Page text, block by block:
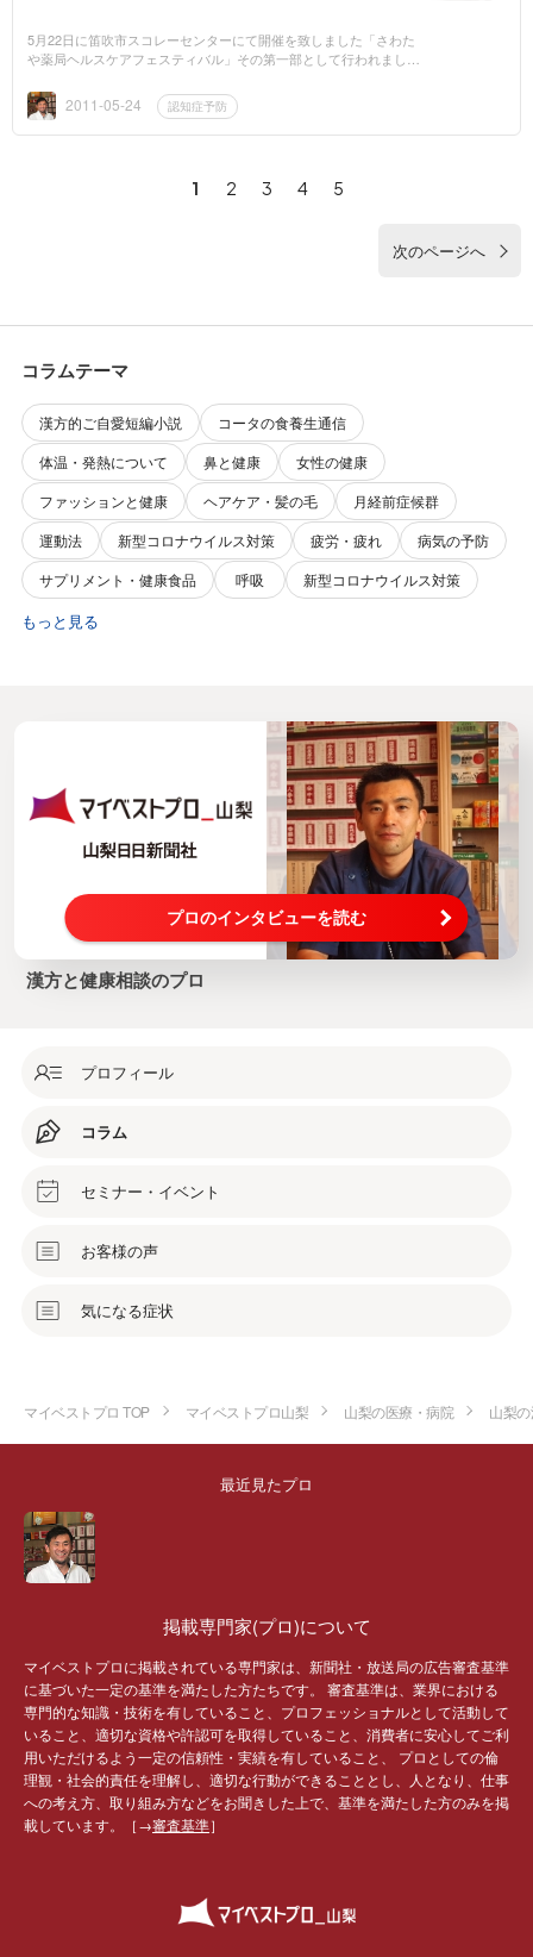
5月22日に笛吹市スコレーセンターにて開催を致しました「さわた
や薬局ヘルスケアフェスティバル」その第一部として行われました
す。講師は...2011-05-24 認知症予防
1 2 3 4 5
次のページへ
コラムテーマ
漢方的ご自愛短編小説
コータの食養生通信
体温・発熱について
鼻と健康
女性の健康
ファッションと健康
ヘアケア・髪の毛
月経前症候群
運動法
新型コロナウイルス対策 疲労・疲れ
病気の予防
サプリメント・健康食品
呼吸 新型コロナウイルス対策
もっと見る
プロのインタビューを読む
漢方と健康相談のプロ
プロフィール
コラム
セミナー・イベント
お客様の声
気になる症状
マイベストプロ TOP マイベストプロ山梨 山梨の医療・病院 山梨
最近見たプロ
掲載専門家(プロ)について
マイベストプロに掲載されている専門家は、新聞社・放送局の広告審査基準
に基づいた一定の基準を満たした方たちです。 審査基準は、業界における
専門的な知識・技術を有していること、プロフェッショナルとして活動して
いること、適切な資格や許認可を取得していること、消費者に安心してご利
用いただけるよう一定の信頼性・実績を有していること、 プロとしての倫
理観・社会的責任を理解し、適切な行動ができることとし、人となり、仕事
への考え方、取り組み方などをお聞きした上で、基準を満たした方のみを掲
載しています。［→審査基準］